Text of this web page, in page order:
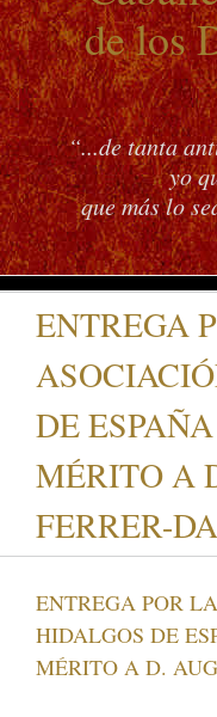
de los
“...de tanta
yo
que más lo
ENTREGA
DE
MÉRITO A
FERRER-
ENTREGA POR
HIDALGOS DE
MÉRITO A D.